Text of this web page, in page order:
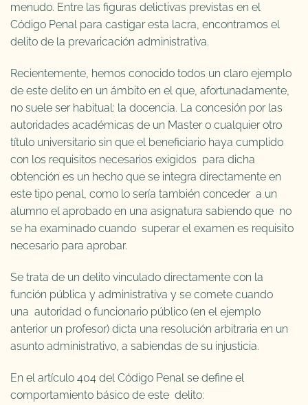
menudo. Entre las figuras delictivas previstas en el
Código Penal para castigar esta lacra, encontramos el
delito de la prevaricación administrativa.
Recientemente, hemos conocido todos un claro ejemplo
de este delito en un ámbito en el que, afortunadamente,
no suele ser habitual: la docencia. La concesión por las
autoridades académicas de un Master o cualquier otro
título universitario sin que el beneficiario haya cumplido
con los requisitos necesarios exigidos para dicha
obtención es un hecho que se integra directamente en
este tipo penal, como lo sería también conceder a un
alumno el aprobado en una asignatura sabiendo que no
se ha examinado cuando superar el examen es requisito
necesario para aprobar.
Se trata de un delito vinculado directamente con la
función pública y administrativa y se comete cuando
una autoridad o funcionario público (en el ejemplo
anterior un profesor) dicta una resolución arbitraria en un
asunto administrativo, a sabiendas de su injusticia.
En el artículo 404 del Código Penal se define el
comportamiento básico de este delito: